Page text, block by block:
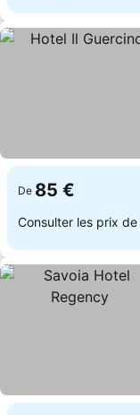
De 85 €
Consulter les prix de